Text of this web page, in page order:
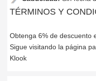
TÉRMINOS Y
Obtenga 6% de descuento
Sigue visitando la página
Klook